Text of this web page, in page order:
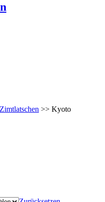
Zimtlatschen >> Kyoto